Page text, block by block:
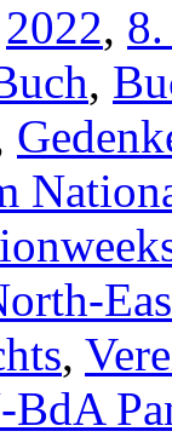
2022,
,
,